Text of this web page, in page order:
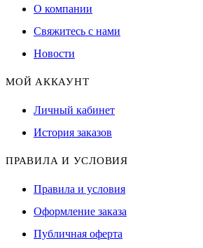
О компании
Свяжитесь с нами
Новости
МОЙ АККАУНТ
Личный кабинет
История заказов
ПРАВИЛА И УСЛОВИЯ
Правила и условия
Оформление заказа
Публичная оферта